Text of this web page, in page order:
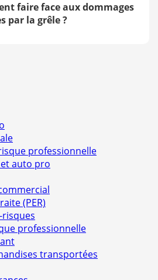
faire face aux dommages
par la grêle ?
professionnelle
auto pro
(PER)
risques
professionnelle
transportées